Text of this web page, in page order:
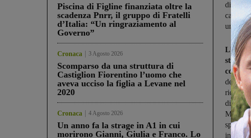
Piscina di Figline finanziata oltre la
scadenza Pnrr, il gruppo di Fratelli
d’Italia: “Un ringraziamento al
Governo”
Cronaca 3 Agosto 2026
Scomparso da una struttura di
Castiglion Fiorentino l’uomo che
aveva ucciso la figlia a Levane nel
2020
Cronaca 4 Agosto 2026
Un anno fa la strage in A1 in cui
morirono Gianni, Giulia e Franco. Lo
di
un
di